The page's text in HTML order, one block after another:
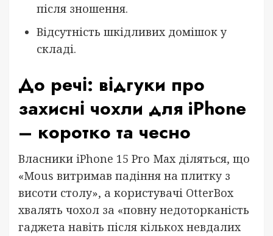
після зношення.
Відсутність шкідливих домішок у
складі.
До речі: відгуки про
захисні чохли для iPhone
– коротко та чесно
Власники iPhone 15 Pro Max діляться, що
«Mous витримав падіння на плитку з
висоти столу», а користувачі OtterBox
хвалять чохол за «повну недоторканість
гаджета навіть після кількох невдалих